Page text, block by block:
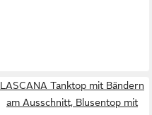
LASCANA Tanktop mit Bändern
am Ausschnitt, Blusentop mit